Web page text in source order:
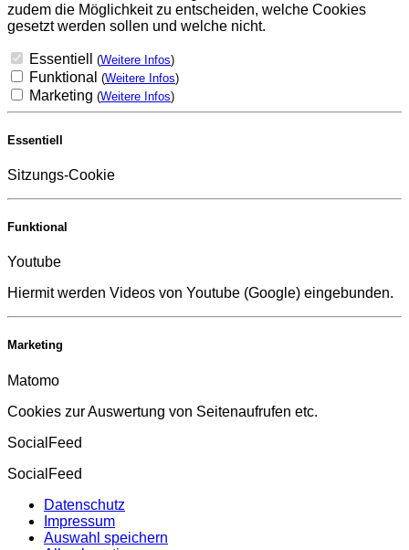
zudem die Möglichkeit zu entscheiden, welche Cookies
gesetzt werden sollen und welche nicht.
Essentiell (Weitere Infos)
Funktional (Weitere Infos)
Marketing (Weitere Infos)
Essentiell
Sitzungs-Cookie
Funktional
Youtube
Hiermit werden Videos von Youtube (Google) eingebunden.
Marketing
Matomo
Cookies zur Auswertung von Seitenaufrufen etc.
SocialFeed
SocialFeed
Datenschutz
Impressum
Auswahl speichern